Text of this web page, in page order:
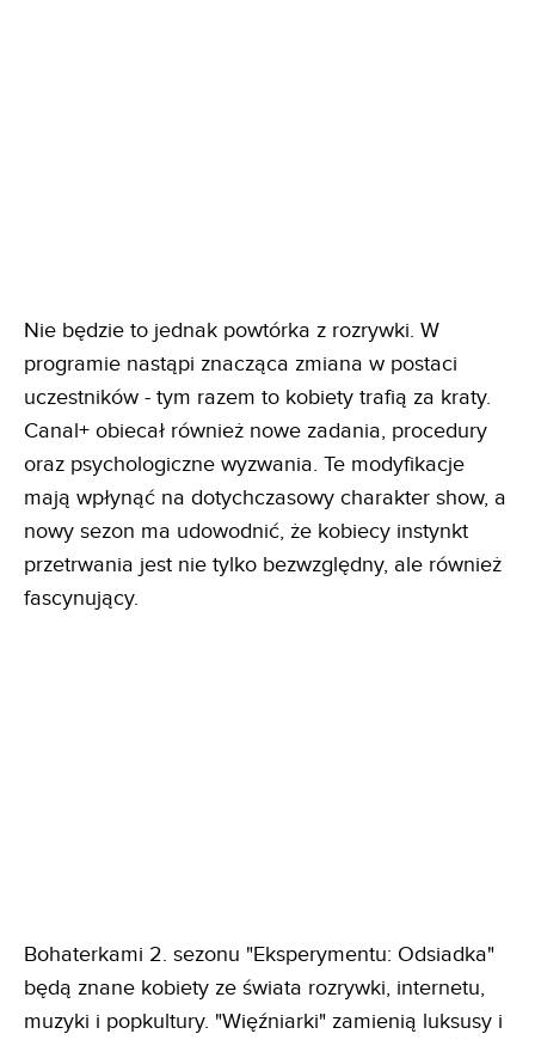
Nie będzie to jednak powtórka z rozrywki. W
programie nastąpi znacząca zmiana w postaci
uczestników - tym razem to kobiety trafią za kraty.
Canal+ obiecał również nowe zadania, procedury
oraz psychologiczne wyzwania. Te modyfikacje
mają wpłynąć na dotychczasowy charakter show, a
nowy sezon ma udowodnić, że kobiecy instynkt
przetrwania jest nie tylko bezwzględny, ale również
fascynujący.
Bohaterkami 2. sezonu "Eksperymentu: Odsiadka"
będą znane kobiety ze świata rozrywki, internetu,
muzyki i popkultury. "Więźniarki" zamienią luksusy i